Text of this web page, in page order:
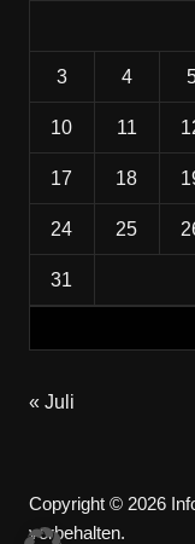
3 4
10 11
17 18
24 25
31
« Juli
Copyright © 2026
vorbehalten.